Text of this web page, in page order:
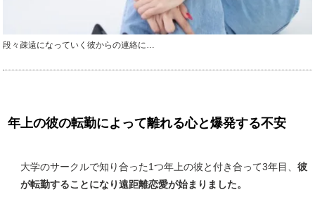
段々疎遠になっていく彼からの連絡に…
年上の彼の転勤によって離れる心と爆発する不安
大学のサークルで知り合った1つ年上の彼と付き合って3年目、 彼
が転勤することになり遠距離恋愛が始まりました。